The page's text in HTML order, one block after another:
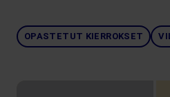
OPASTETUT KIERROKSET